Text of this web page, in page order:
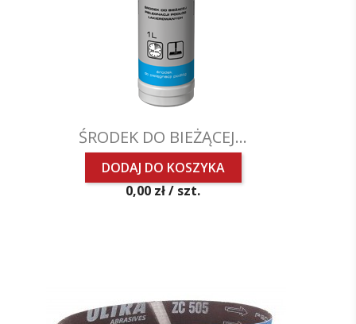
ŚRODEK DO BIEŻĄCEJ...
DODAJ DO KOSZYKA
Cena
0,00 zł / szt.